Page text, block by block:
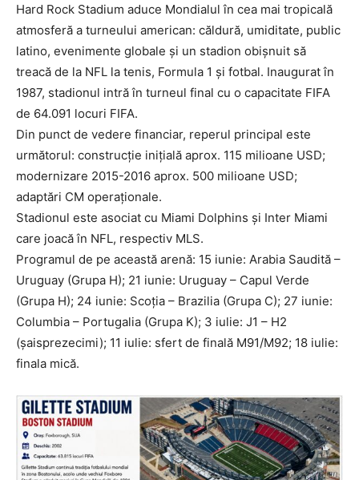
Hard Rock Stadium aduce Mondialul în cea mai tropicală
atmosferă a turneului american: căldură, umiditate, public
latino, evenimente globale și un stadion obișnuit să
treacă de la NFL la tenis, Formula 1 și fotbal. Inaugurat în
1987, stadionul intră în turneul final cu o capacitate FIFA
de 64.091 locuri FIFA.
Din punct de vedere financiar, reperul principal este
următorul: construcție inițială aprox. 115 milioane USD;
modernizare 2015-2016 aprox. 500 milioane USD;
adaptări CM operaționale.
Stadionul este asociat cu Miami Dolphins și Inter Miami
care joacă în NFL, respectiv MLS.
Programul de pe această arenă: 15 iunie: Arabia Saudită –
Uruguay (Grupa H); 21 iunie: Uruguay – Capul Verde
(Grupa H); 24 iunie: Scoția – Brazilia (Grupa C); 27 iunie:
Columbia – Portugalia (Grupa K); 3 iulie: J1 – H2
(șaisprezecimi); 11 iulie: sfert de finală M91/M92; 18 iulie:
finala mică.